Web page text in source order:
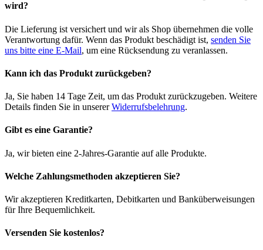
wird?
Die Lieferung ist versichert und wir als Shop übernehmen die volle
Verantwortung dafür. Wenn das Produkt beschädigt ist, senden Sie
uns bitte eine E-Mail, um eine Rücksendung zu veranlassen.
Kann ich das Produkt zurückgeben?
Ja, Sie haben 14 Tage Zeit, um das Produkt zurückzugeben. Weitere
Details finden Sie in unsererWiderrufsbelehrung.
Gibt es eine Garantie?
Ja, wir bieten eine 2-Jahres-Garantie auf alle Produkte.
Welche Zahlungsmethoden akzeptieren Sie?
Wir akzeptieren Kreditkarten, Debitkarten und Banküberweisungen
für Ihre Bequemlichkeit.
Versenden Sie kostenlos?